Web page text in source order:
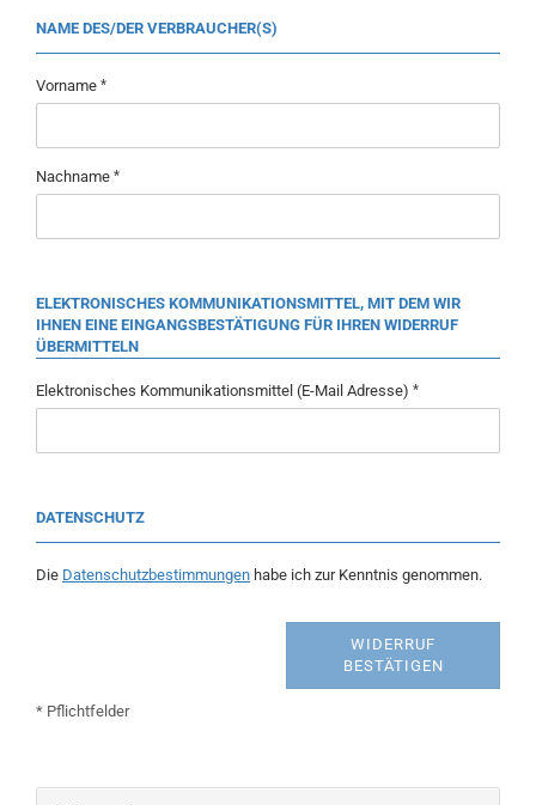
NAME DES/DER VERBRAUCHER(S)
Vorname
Nachname
ELEKTRONISCHES KOMMUNIKATIONSMITTEL, MIT DEM WIR
IHNEN EINE EINGANGSBESTÄTIGUNG FÜR IHREN WIDERRUF
ÜBERMITTELN
Elektronisches Kommunikationsmittel (E-Mail Adresse)
DATENSCHUTZ
Die Datenschutzbestimmungen habe ich zur Kenntnis genommen.
WIDERRUF
BESTÄTIGEN
* Pflichtfelder